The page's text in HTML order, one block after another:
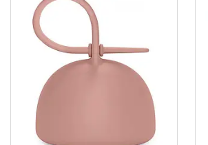
Акційні пропозиції
Новинки
Товари
ТОП товарів Пакунок Малюка
Підбірка товарів для малюка
Автокрісла